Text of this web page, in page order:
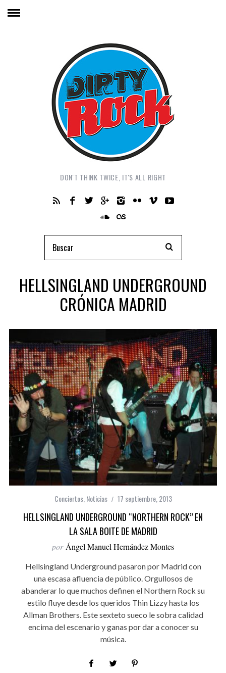
DON'T THINK TWICE, IT'S ALL RIGHT
HELLSINGLAND UNDERGROUND
CRÓNICA MADRID
Conciertos, Noticias 17 septiembre, 2013
HELLSINGLAND UNDERGROUND “NORTHERN ROCK” EN
LA SALA BOITE DE MADRID
por Ángel Manuel Hernández Montes
Hellsingland Underground pasaron por Madrid con
una escasa afluencia de público. Orgullosos de
abanderar lo que muchos definen el Northern Rock su
estilo fluye desde los queridos Thin Lizzy hasta los
Allman Brothers. Este sexteto sueco le sobra calidad
encima del escenario y ganas por dar a conocer su
música.